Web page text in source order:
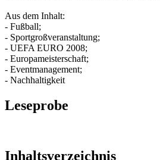
Aus dem Inhalt:
- Fußball;
- Sportgroßveranstaltung;
- UEFA EURO 2008;
- Europameisterschaft;
- Eventmanagement;
- Nachhaltigkeit
Leseprobe
Inhaltsverzeichnis